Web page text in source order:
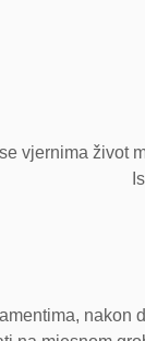
vjernima život
nakon